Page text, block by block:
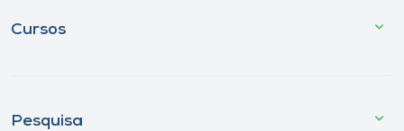
Cursos
Pesquisa